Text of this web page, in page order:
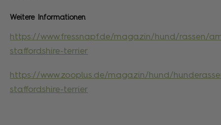
Weitere Informationen
https://www.fressnapf.de/magazin/hund/rassen/
staffordshire-terrier
https://www.zooplus.de/magazin/hund/
staffordshire-terrier